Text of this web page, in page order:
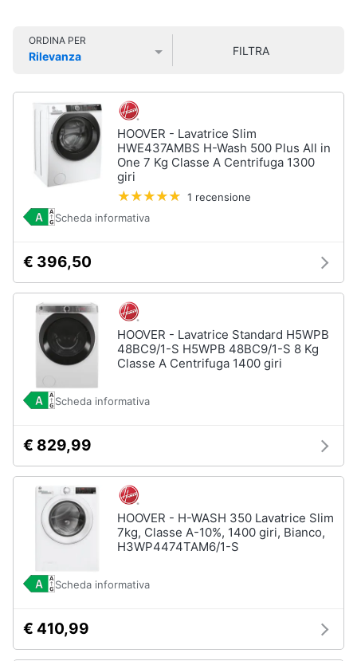
Videogiochi
Audio
musica
Clima
Arredo
Brico
e
Giardinaggio
Salute
e
igiene
Giocattoli
Prima
infanzia
Abbigliamento
ORDINA PER
Rilevanza
FILTRA
HOOVER - Lavatrice Slim
HWE437AMBS H-Wash 500 Plus All in
One 7 Kg Classe A Centrifuga 1300
giri
1 recensione
Scheda informativa
€ 396,50
HOOVER - Lavatrice Standard H5WPB
48BC9/1-S H5WPB 48BC9/1-S 8 Kg
Classe A Centrifuga 1400 giri
Scheda informativa
€ 829,99
HOOVER - H-WASH 350 Lavatrice Slim
7kg, Classe A-10%, 1400 giri, Bianco,
H3WP4474TAM6/1-S
Scheda informativa
€ 410,99